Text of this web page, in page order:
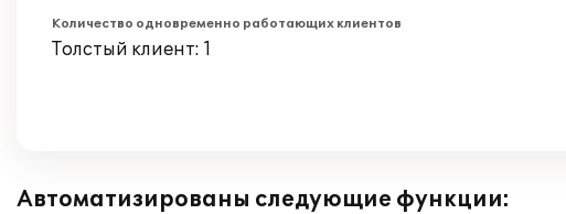
Количество одновременно работающих клиентов
Толстый клиент: 1
Автоматизированы следующие функции: